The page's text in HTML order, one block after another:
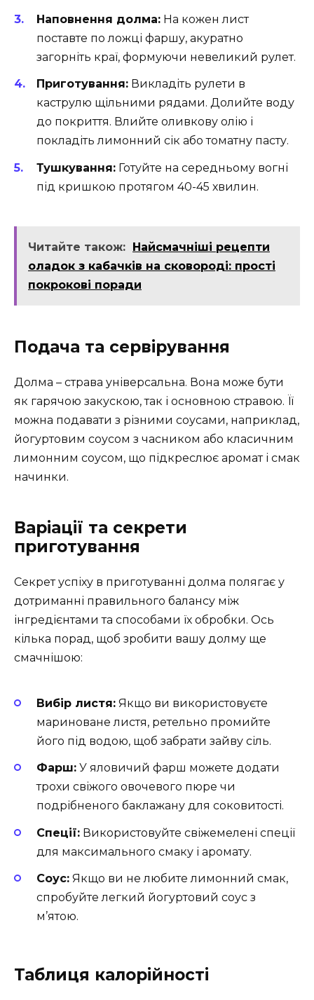
Наповнення долма: На кожен лист
поставте по ложці фаршу, акуратно
загорніть краї, формуючи невеликий рулет.
Приготування: Викладіть рулети в
каструлю щільними рядами. Долийте воду
до покриття. Влийте оливкову олію і
покладіть лимонний сік або томатну пасту.
Тушкування: Готуйте на середньому вогні
під кришкою протягом 40-45 хвилин.
Читайте також: Найсмачніші рецепти
оладок з кабачків на сковороді: прості
покрокові поради
Подача та сервірування
Долма – страва універсальна. Вона може бути
як гарячою закускою, так і основною стравою. Її
можна подавати з різними соусами, наприклад,
йогуртовим соусом з часником або класичним
лимонним соусом, що підкреслює аромат і смак
начинки.
Варіації та секрети
приготування
Секрет успіху в приготуванні долма полягає у
дотриманні правильного балансу між
інгредієнтами та способами їх обробки. Ось
кілька порад, щоб зробити вашу долму ще
смачнішою:
Вибір листя: Якщо ви використовуєте
мариноване листя, ретельно промийте
його під водою, щоб забрати зайву сіль.
Фарш: У яловичий фарш можете додати
трохи свіжого овочевого пюре чи
подрібненого баклажану для соковитості.
Спеції: Використовуйте свіжемелені спеції
для максимального смаку і аромату.
Соус: Якщо ви не любите лимонний смак,
спробуйте легкий йогуртовий соус з
м’ятою.
Таблиця калорійності